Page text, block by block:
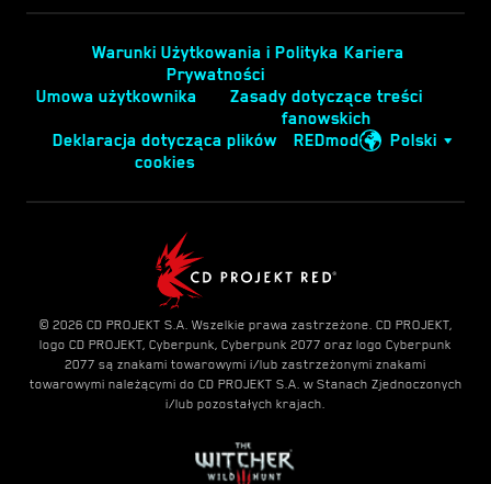
Warunki Użytkowania i Polityka
Prywatności
Kariera
Umowa użytkownika
Zasady dotyczące treści
fanowskich
Deklaracja dotycząca plików
cookies
REDmod Polski
© 2026 CD PROJEKT S.A. Wszelkie prawa zastrzeżone. CD PROJEKT,
logo CD PROJEKT, Cyberpunk, Cyberpunk 2077 oraz logo Cyberpunk
2077 są znakami towarowymi i/lub zastrzeżonymi znakami
towarowymi należącymi do CD PROJEKT S.A. w Stanach Zjednoczonych
i/lub pozostałych krajach.